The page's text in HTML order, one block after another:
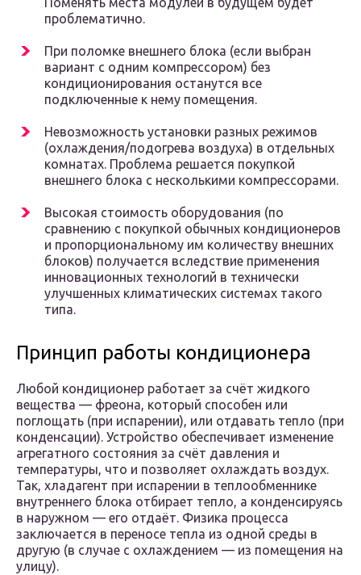
проблематично.
При поломке внешнего блока (если выбран
вариант с одним компрессором) без
кондиционирования останутся все
подключенные к нему помещения.
Невозможность установки разных режимов
(охлаждения/подогрева воздуха) в отдельных
комнатах. Проблема решается покупкой
внешнего блока с несколькими компрессорами.
Высокая стоимость оборудования (по
сравнению с покупкой обычных кондиционеров
и пропорциональному им количеству внешних
блоков) получается вследствие применения
инновационных технологий в технически
улучшенных климатических системах такого
типа.
Принцип работы кондиционера
Любой кондиционер работает за счёт жидкого
вещества — фреона, который способен или
поглощать (при испарении), или отдавать тепло (при
конденсации). Устройство обеспечивает изменение
агрегатного состояния за счёт давления и
температуры, что и позволяет охлаждать воздух.
Так, хладагент при испарении в теплообменнике
внутреннего блока отбирает тепло, а конденсируясь
в наружном — его отдаёт. Физика процесса
заключается в переносе тепла из одной среды в
другую (в случае с охлаждением — из помещения на
улицу).